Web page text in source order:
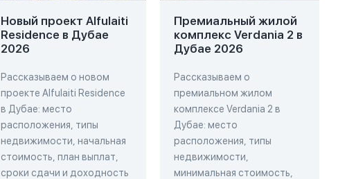
Новый проект Alfulaiti
Residence в Дубае
2026
Рассказываем о новом
проекте Alfulaiti Residence
в Дубае: место
расположения, типы
недвижимости, начальная
стоимость, план выплат,
сроки сдачи и доходность
Премиальный жилой
комплекс Verdania 2 в
Дубае 2026
Рассказываем о
премиальном жилом
комплексе Verdania 2 в
Дубае: место
расположения, типы
недвижимости,
минимальная стоимость,